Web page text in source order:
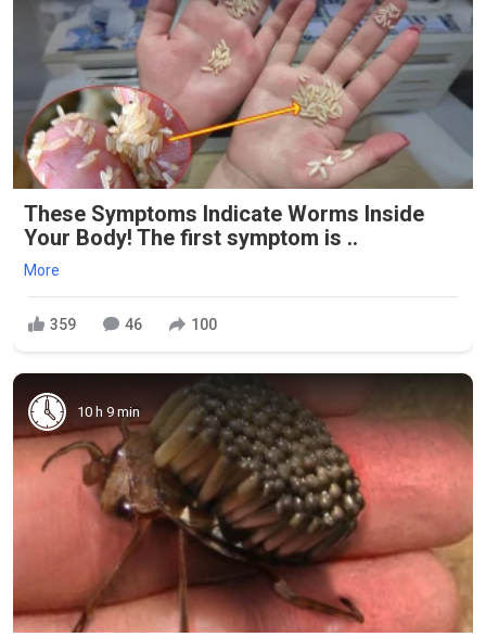
These Symptoms Indicate Worms Inside
Your Body! The first symptom is ..
More
359 46 100
10 h 9 min